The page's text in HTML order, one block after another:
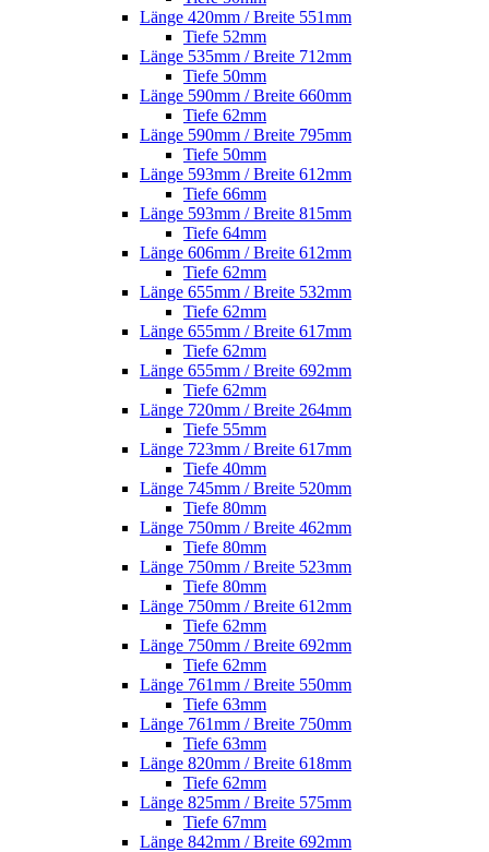
Länge 420mm / Breite 551mm
Tiefe 52mm
Länge 535mm / Breite 712mm
Tiefe 50mm
Länge 590mm / Breite 660mm
Tiefe 62mm
Länge 590mm / Breite 795mm
Tiefe 50mm
Länge 593mm / Breite 612mm
Tiefe 66mm
Länge 593mm / Breite 815mm
Tiefe 64mm
Länge 606mm / Breite 612mm
Tiefe 62mm
Länge 655mm / Breite 532mm
Tiefe 62mm
Länge 655mm / Breite 617mm
Tiefe 62mm
Länge 655mm / Breite 692mm
Tiefe 62mm
Länge 720mm / Breite 264mm
Tiefe 55mm
Länge 723mm / Breite 617mm
Tiefe 40mm
Länge 745mm / Breite 520mm
Tiefe 80mm
Länge 750mm / Breite 462mm
Tiefe 80mm
Länge 750mm / Breite 523mm
Tiefe 80mm
Länge 750mm / Breite 612mm
Tiefe 62mm
Länge 750mm / Breite 692mm
Tiefe 62mm
Länge 761mm / Breite 550mm
Tiefe 63mm
Länge 761mm / Breite 750mm
Tiefe 63mm
Länge 820mm / Breite 618mm
Tiefe 62mm
Länge 825mm / Breite 575mm
Tiefe 67mm
Länge 842mm / Breite 692mm